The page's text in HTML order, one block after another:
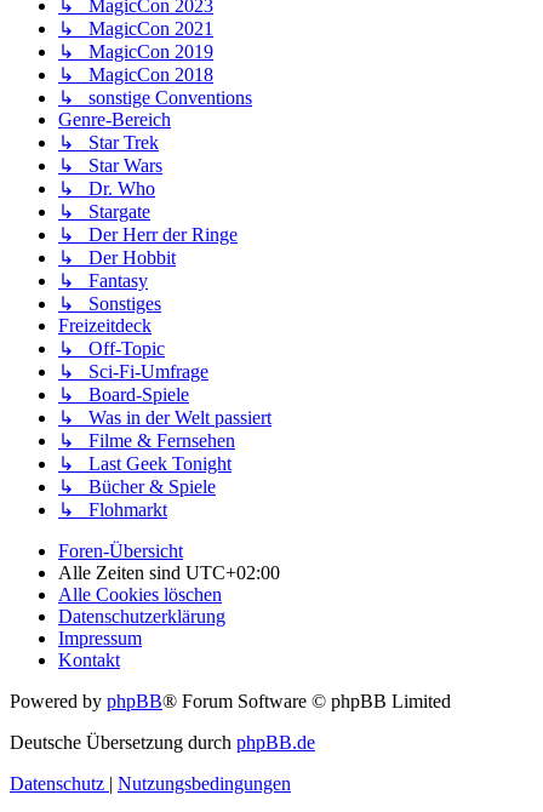
↳ MagicCon 2023
↳ MagicCon 2021
↳ MagicCon 2019
↳ MagicCon 2018
↳ sonstige Conventions
Genre-Bereich
↳ Star Trek
↳ Star Wars
↳ Dr. Who
↳ Stargate
↳ Der Herr der Ringe
↳ Der Hobbit
↳ Fantasy
↳ Sonstiges
Freizeitdeck
↳ Off-Topic
↳ Sci-Fi-Umfrage
↳ Board-Spiele
↳ Was in der Welt passiert
↳ Filme & Fernsehen
↳ Last Geek Tonight
↳ Bücher & Spiele
↳ Flohmarkt
Foren-Übersicht
Alle Zeiten sind UTC+02:00
Alle Cookies löschen
Datenschutzerklärung
Impressum
Kontakt
Powered by phpBB® Forum Software © phpBB Limited
Deutsche Übersetzung durch phpBB.de
Datenschutz | Nutzungsbedingungen